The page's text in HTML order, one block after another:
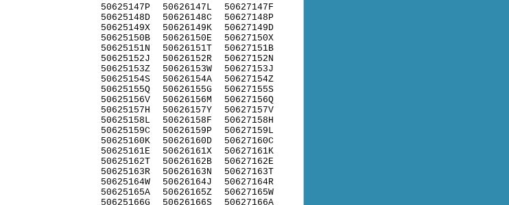
50625147P
50625148D
50625149X
50625150B
50625151N
50625152J
50625153Z
50625154S
50625155Q
50625156V
50625157H
50625158L
50625159C
50625160K
50625161E
50625162T
50625163R
50625164W
50625165A
50625166G
50626147L
50626148C
50626149K
50626150E
50626151T
50626152R
50626153W
50626154A
50626155G
50626156M
50626157Y
50626158F
50626159P
50626160D
50626161X
50626162B
50626163N
50626164J
50626165Z
50626166S
50627147F
50627148P
50627149D
50627150X
50627151B
50627152N
50627153J
50627154Z
50627155S
50627156Q
50627157V
50627158H
50627159L
50627160C
50627161K
50627162E
50627163T
50627164R
50627165W
50627166A